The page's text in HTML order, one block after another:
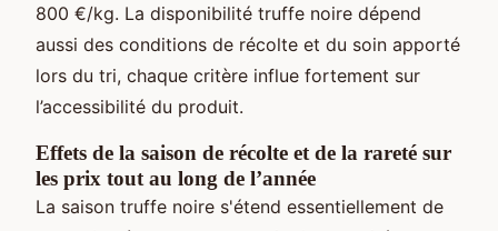
800 €/kg. La disponibilité truffe noire dépend
aussi des conditions de récolte et du soin apporté
lors du tri, chaque critère influe fortement sur
l’accessibilité du produit.
Effets de la saison de récolte et de la rareté sur
les prix tout au long de l’année
La saison truffe noire s'étend essentiellement de